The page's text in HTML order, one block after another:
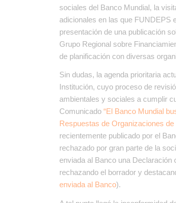
sociales del Banco Mundial, la
adicionales en las que FUNDEPS
presentación de una publicación
Grupo Regional sobre
de planificación con diversas
Sin dudas, la agenda prioritaria
Institución, cuyo proceso de
ambientales y sociales a cumplir
Comunicado “El Banco Mundial
Respuestas de Organizaciones de
recientemente publicado por el
rechazado por gran parte de la
enviada al Banco una
rechazando el borrador y
enviada al Banco).